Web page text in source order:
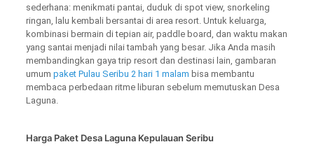
sederhana: menikmati pantai, duduk di spot view, snorkeling
ringan, lalu kembali bersantai di area resort. Untuk keluarga,
kombinasi bermain di tepian air, paddle board, dan waktu makan
yang santai menjadi nilai tambah yang besar. Jika Anda masih
membandingkan gaya trip resort dan destinasi lain, gambaran
umum paket Pulau Seribu 2 hari 1 malam bisa membantu
membaca perbedaan ritme liburan sebelum memutuskan Desa
Laguna.
Harga Paket Desa Laguna Kepulauan Seribu